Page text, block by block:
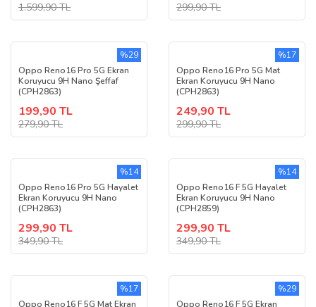
1.599,90 TL 299,90 TL
Oppo Reno16 Pro 5G Ekran
Koruyucu 9H Nano Şeffaf
(CPH2863)
199,90 TL
279,90 TL
%29
Oppo Reno16 Pro 5G Mat
Ekran Koruyucu 9H Nano
(CPH2863)
249,90 TL
299,90 TL
%17
Oppo Reno16 Pro 5G Hayalet
Ekran Koruyucu 9H Nano
(CPH2863)
299,90 TL
349,90 TL
%14
Oppo Reno16 F 5G Hayalet
Ekran Koruyucu 9H Nano
(CPH2859)
299,90 TL
349,90 TL
%14
Oppo Reno16 F 5G Mat Ekran
%17
Oppo Reno16 F 5G Ekran
%29